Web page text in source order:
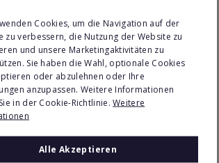
Cookies, um die Navigation auf der
zu verbessern, die Nutzung der Website zu
und unsere Marketingaktivitäten zu
Sie haben die Wahl, optionale Cookies
oder abzulehnen oder Ihre
anzupassen. Weitere Informationen
in der Cookie-Richtlinie.Weitere
Alle Akzeptieren